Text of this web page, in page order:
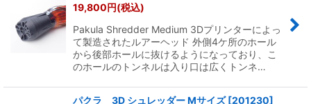
19,800円(税込)
Pakula Shredder Medium 3Dプリンターによっ
て製造されたルアーヘッド 外側4ケ所のホール
から後部ホールに抜けるようになっており、こ
のホールのトンネルは入り口は広くトンネ…
パクラ 3D シュレッダー Mサイズ [201230]